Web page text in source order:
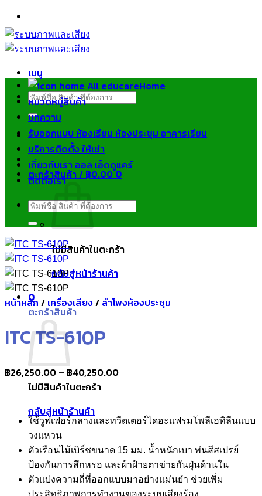
ข้าม
ไป
ยัง
เมนู
ค้นหา:
ตะกร้าสินค้า /฿0.000
ไม่มีสินค้าในตะกร้า
กลับสู่หน้าร้านค้า
0
ตะกร้าสินค้า
ไม่มีสินค้าในตะกร้า
กลับสู่หน้าร้านค้า
Home
หมวดหมู่สินค้า
บทความ
รับออกแบบ ห้องเรียน ห้องประชุม อาคารเรียน
บริการติดตั้ง ให้เช่า
เกี่ยวกับเรา ออล เอ็ดดูแคร์
ติดต่อเรา
ค้นหา:
หน้าหลัก / เครื่องเสียง/ ลำโพงห้องประชุม
ITC TS-610P
฿26,250.00 – ฿40,250.00Price
through
ใช้วูฟเฟอร์กลางและทวีตเตอร์ไดอะแฟรมโพลีเอทิลีนแบบ
วงแหวน
ตัวเรือนไม้เบิร์ชขนาด 15 มม. น้ำหนักเบา พ่นสีสเปรย์
ป้องกันการสึกหรอ และผ้าฝ้ายตาข่ายกันฝุ่นด้านใน
ตัวแบ่งความถี่ที่ออกแบบมาอย่างแม่นยำ ช่วยเพิ่ม
ประสิทธิภาพการทำงานของระบบเสียงร้อง